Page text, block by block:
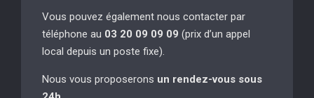
Vous pouvez également nous contacter par
téléphone au 03 20 09 09 09 (prix d’un appel
local depuis un poste fixe).
Nous vous proposerons un rendez-vous sous